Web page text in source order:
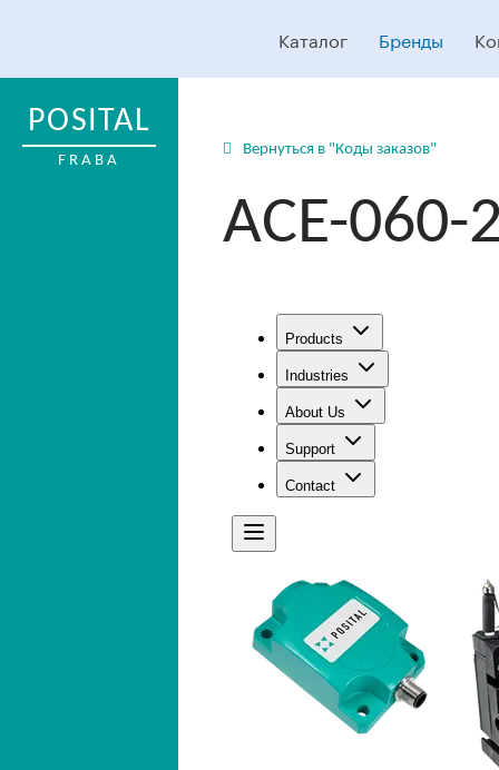
Каталог Бренды
POSITAL
FRABA
Вернуться в "Коды заказов"
ACE-060-